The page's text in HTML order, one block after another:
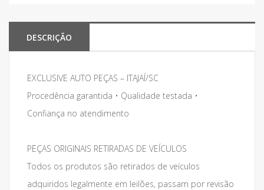
DESCRIÇÃO
EXCLUSIVE AUTO PEÇAS – ITAJAÍ/SC
Procedência garantida • Qualidade testada •
Confiança no atendimento
PEÇAS ORIGINAIS RETIRADAS DE VEÍCULOS
Todos os produtos são retirados de veículos
adquiridos legalmente em leilões, passam por revisão